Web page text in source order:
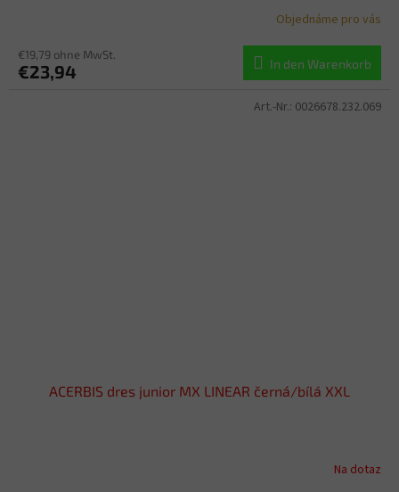
Objednáme pro vás
€19,79 ohne MwSt.
€23,94 In den Warenkorb
ACERBIS dres junior MX LINEAR černá/bílá XXL
Na dotaz
Art.-Nr.: 0026678.232.069